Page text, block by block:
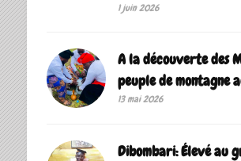
1 juin 2026
A la découverte des
peuple de montagne
13 mai 2026
Dibombari: Élevé au